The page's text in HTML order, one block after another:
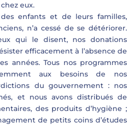
eux.
enfants et de leurs familles,
n’a cessé de se détériorer.
qui le disent, nos donations
efficacement à l’absence de
années. Tous nos programmes
aux besoins de nos
du gouvernement : nos
et nous avons distribués de
des produits d’hygiène ;
de petits coins d’études